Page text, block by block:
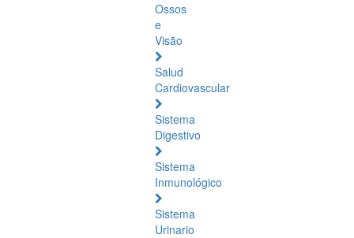
Ossos
e
Visão
Salud
Cardiovascular
Sistema
Digestivo
Sistema
Inmunológico
Sistema
Urinario